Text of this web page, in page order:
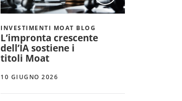
INVESTIMENTI MOAT BLOG
L’impronta crescente
dell’IA sostiene i
titoli Moat
10 GIUGNO 2026